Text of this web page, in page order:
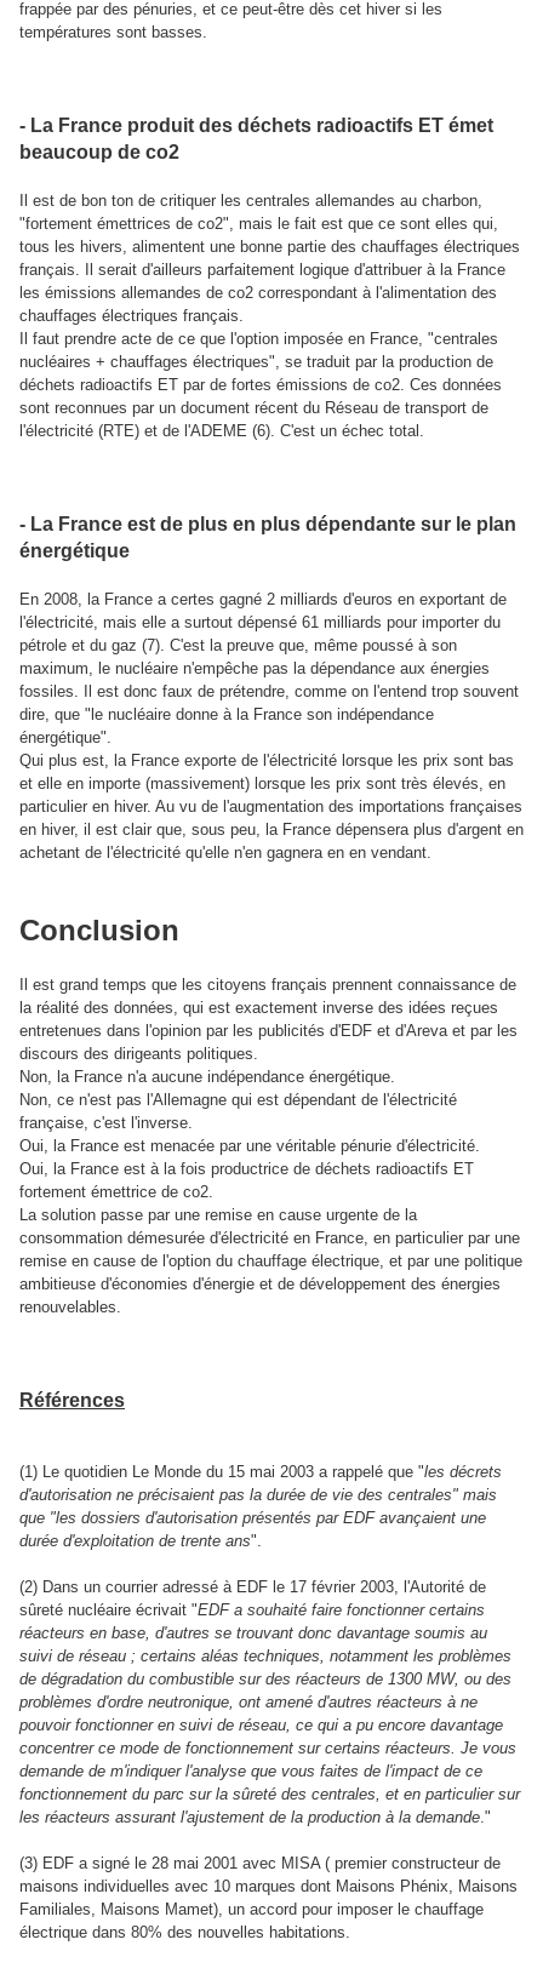
frappée par des pénuries, et ce peut-être dès cet hiver si les
températures sont basses.
- La France produit des déchets radioactifs ET émet
beaucoup de co2
Il est de bon ton de critiquer les centrales allemandes au charbon,
"fortement émettrices de co2", mais le fait est que ce sont elles qui,
tous les hivers, alimentent une bonne partie des chauffages électriques
français. Il serait d'ailleurs parfaitement logique d'attribuer à la France
les émissions allemandes de co2 correspondant à l'alimentation des
chauffages électriques français.
Il faut prendre acte de ce que l'option imposée en France, "centrales
nucléaires + chauffages électriques", se traduit par la production de
déchets radioactifs ET par de fortes émissions de co2. Ces données
sont reconnues par un document récent du Réseau de transport de
l'électricité (RTE) et de l'ADEME (6). C'est un échec total.
- La France est de plus en plus dépendante sur le plan
énergétique
En 2008, la France a certes gagné 2 milliards d'euros en exportant de
l'électricité, mais elle a surtout dépensé 61 milliards pour importer du
pétrole et du gaz (7). C'est la preuve que, même poussé à son
maximum, le nucléaire n'empêche pas la dépendance aux énergies
fossiles. Il est donc faux de prétendre, comme on l'entend trop souvent
dire, que "le nucléaire donne à la France son indépendance
énergétique".
Qui plus est, la France exporte de l'électricité lorsque les prix sont bas
et elle en importe (massivement) lorsque les prix sont très élevés, en
particulier en hiver. Au vu de l'augmentation des importations françaises
en hiver, il est clair que, sous peu, la France dépensera plus d'argent en
achetant de l'électricité qu'elle n'en gagnera en en vendant.
Conclusion
Il est grand temps que les citoyens français prennent connaissance de
la réalité des données, qui est exactement inverse des idées reçues
entretenues dans l'opinion par les publicités d'EDF et d'Areva et par les
discours des dirigeants politiques.
Non, la France n'a aucune indépendance énergétique.
Non, ce n'est pas l'Allemagne qui est dépendant de l'électricité
française, c'est l'inverse.
Oui, la France est menacée par une véritable pénurie d'électricité.
Oui, la France est à la fois productrice de déchets radioactifs ET
fortement émettrice de co2.
La solution passe par une remise en cause urgente de la
consommation démesurée d'électricité en France, en particulier par une
remise en cause de l'option du chauffage électrique, et par une politique
ambitieuse d'économies d'énergie et de développement des énergies
renouvelables.
Références
(1) Le quotidien Le Monde du 15 mai 2003 a rappelé que "les décrets
d'autorisation ne précisaient pas la durée de vie des centrales" mais
que "les dossiers d'autorisation présentés par EDF avançaient une
durée d'exploitation de trente ans".
(2) Dans un courrier adressé à EDF le 17 février 2003, l'Autorité de
sûreté nucléaire écrivait "EDF a souhaité faire fonctionner certains
réacteurs en base, d'autres se trouvant donc davantage soumis au
suivi de réseau ; certains aléas techniques, notamment les problèmes
de dégradation du combustible sur des réacteurs de 1300 MW, ou des
problèmes d'ordre neutronique, ont amené d'autres réacteurs à ne
pouvoir fonctionner en suivi de réseau, ce qui a pu encore davantage
concentrer ce mode de fonctionnement sur certains réacteurs. Je vous
demande de m'indiquer l'analyse que vous faites de l'impact de ce
fonctionnement du parc sur la sûreté des centrales, et en particulier sur
les réacteurs assurant l'ajustement de la production à la demande."
(3) EDF a signé le 28 mai 2001 avec MISA ( premier constructeur de
maisons individuelles avec 10 marques dont Maisons Phénix, Maisons
Familiales, Maisons Mamet), un accord pour imposer le chauffage
électrique dans 80% des nouvelles habitations.